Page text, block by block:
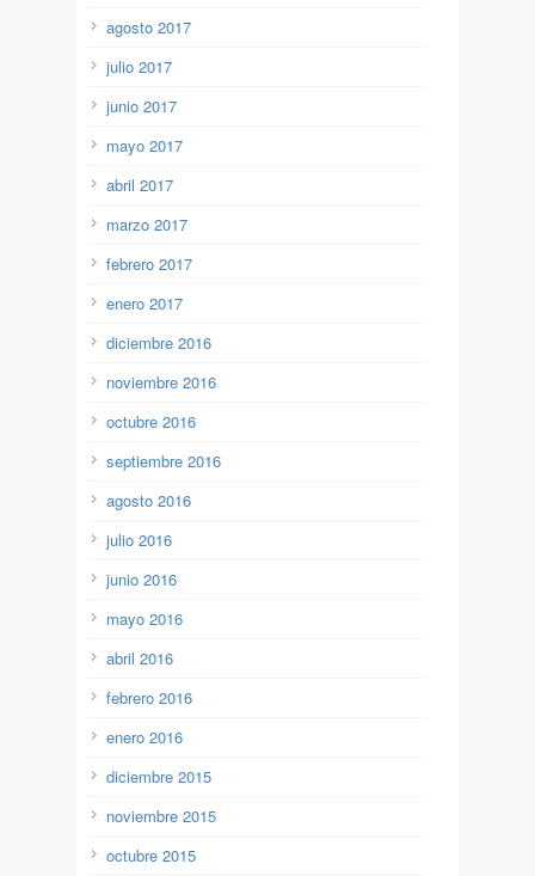
agosto 2017
julio 2017
junio 2017
mayo 2017
abril 2017
marzo 2017
febrero 2017
enero 2017
diciembre 2016
noviembre 2016
octubre 2016
septiembre 2016
agosto 2016
julio 2016
junio 2016
mayo 2016
abril 2016
febrero 2016
enero 2016
diciembre 2015
noviembre 2015
octubre 2015